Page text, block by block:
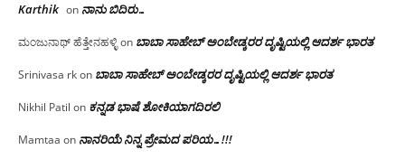
Karthik on ನಾನು ಬಿದಿರು…
ಮಂಜುನಾಥ್ ಹೆತ್ತೇನಹಳ್ಳಿon ಬಾಬಾ ಸಾಹೇಬ್ ಅಂಬೇಡ್ಕರರ ದೃಷ್ಟಿಯಲ್ಲಿ ಆದರ್ಶ ಭಾರತ
Srinivasa rkon ಬಾಬಾ ಸಾಹೇಬ್ ಅಂಬೇಡ್ಕರರ ದೃಷ್ಟಿಯಲ್ಲಿ ಆದರ್ಶ ಭಾರತ
Nikhil Patil on ಕನ್ನಡ ಭಾಷೆ ಶೋಕಿಯಾಗದಿರಲಿ
Mamtaa on ನಾನರಿಯೆ ನಿನ್ನ ಪ್ರೇಮದ ಪರಿಯ…!!!